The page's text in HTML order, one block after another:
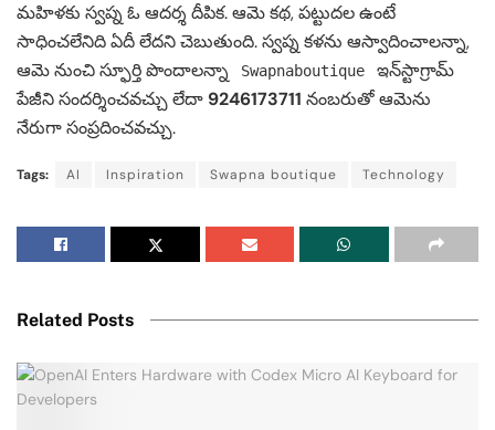
మహిళకు స్వప్న ఓ ఆదర్శ దీపిక. ఆమె కథ, పట్టుదల ఉంటే
సాధించలేనిది ఏదీ లేదని చెబుతుంది. స్వప్న కళను ఆస్వాదించాలన్నా,
ఆమె నుంచి స్ఫూర్తి పొందాలన్నా
Swapnaboutique
ఇన్‌స్టాగ్రామ్
పేజీని సందర్శించవచ్చు లేదా 9246173711 నంబరుతో ఆమెను
నేరుగా సంప్రదించవచ్చు.
Tags: AI Inspiration Swapna boutique Technology
Related Posts